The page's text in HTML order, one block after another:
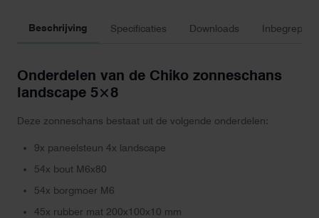
Beschrijving Specificaties Downloads Inbegrepen
Onderdelen van de Chiko zonneschans
landscape 5×8
Deze zonneschans bestaat uit de volgende onderdelen:
9x paneelsteun 4x landscape
54x bout M6x80
54x borgmoer M6
45x rubber mat 200x100x10 mm